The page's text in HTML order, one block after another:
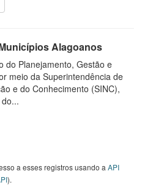
Alagoanos
do Planejamento, Gestão e
meio da Superintendência de
e do Conhecimento (SINC),
a esses registros usando a API
).